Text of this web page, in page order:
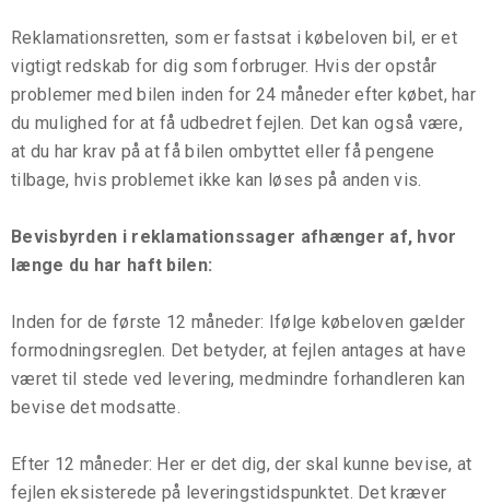
Reklamationsretten, som er fastsat i købeloven bil, er et
vigtigt redskab for dig som forbruger. Hvis der opstår
problemer med bilen inden for 24 måneder efter købet, har
du mulighed for at få udbedret fejlen. Det kan også være,
at du har krav på at få bilen ombyttet eller få pengene
tilbage, hvis problemet ikke kan løses på anden vis.
Bevisbyrden i reklamationssager afhænger af, hvor
længe du har haft bilen:
Inden for de første 12 måneder: Ifølge købeloven gælder
formodningsreglen. Det betyder, at fejlen antages at have
været til stede ved levering, medmindre forhandleren kan
bevise det modsatte.
Efter 12 måneder: Her er det dig, der skal kunne bevise, at
fejlen eksisterede på leveringstidspunktet. Det kræver